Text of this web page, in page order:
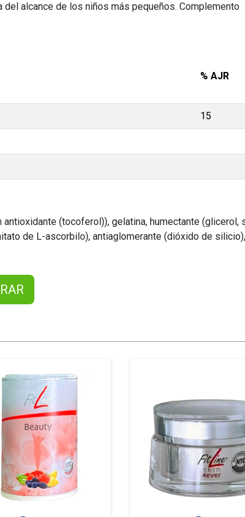
alcance de los niños más pequeños. Complemento
% AJR
15
(tocoferol)), gelatina, humectante (glicerol,
de L-ascorbilo), antiaglomerante (dióxido de silicio),